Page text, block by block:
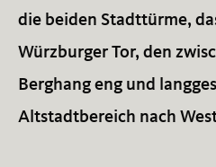
die beiden Stadttürme,
Würzburger Tor, den
Berghang eng und
Altstadtbereich nach